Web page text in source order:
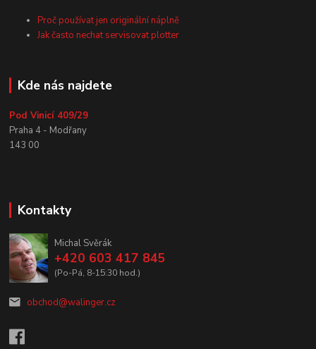
Proč používat jen originální náplně
Jak často nechat servisovat plotter
Kde nás najdete
Pod Vinicí 409/29
Praha 4 - Modřany
143 00
Kontakty
Michal Svěrák
+420 603 417 845
(Po-Pá, 8-15:30 hod.)
obchod@walinger.cz